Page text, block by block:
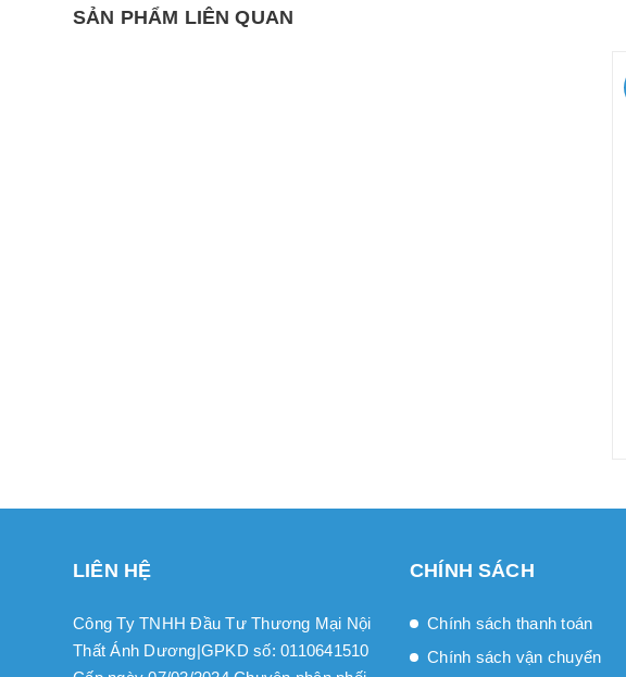
SẢN PHẨM LIÊN QUAN
LIÊN HỆ
Công Ty TNHH Đầu Tư Thương Mại Nội
Thất Ánh Dương|GPKD số: 0110641510
CHÍNH SÁCH
Chính sách thanh toán
Chính sách vận chuyển